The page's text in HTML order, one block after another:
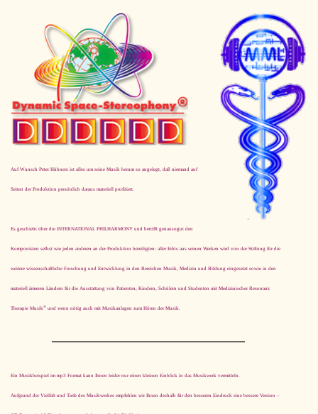
Auf Wunsch Peter Hübners ist alles um seine Musik herum so angelegt, daß niemand auf
Seiten der Produktion persönlich daraus materiell profitiert.
Es geschieht über die INTERNATIONAL PHILHARMONY und betrifft ge­nau­so­gut den
Komponisten selbst wie jeden anderen an der Produktion beteiligten: aller Erlös aus seinen Werken wird von der Stiftung für die
weitere wissenschaftliche Forschung und Entwicklung in den Bereichen Musik, Medizin und Bildung eingesetzt sowie in den
materiell ärmeren Ländern für die Ausstattung von Patienten, Kindern, Schülern und Studenten mit Medizinischer Resonanz
Therapie Musik® und wenn nötig auch mit Musikanlagen zum Hören der Musik.
Ein Musikbeispiel im mp3 Format kann Ihnen leider nur einen kleinen Einblick in das Musikwerk vermitteln.
Aufgrund der Vielfalt und Tiefe des Musikwerkes empfehlen wir Ihnen deshalb für den besseren Eindruck eine bessere Version –